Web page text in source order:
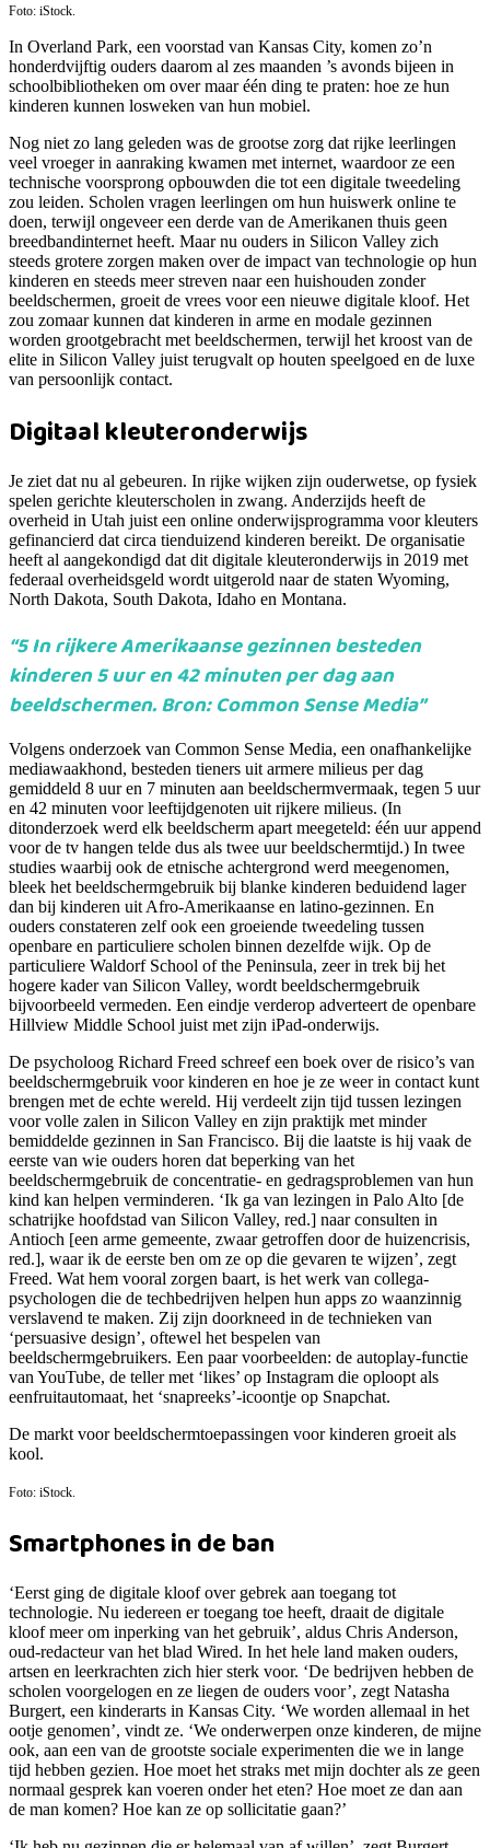
Foto: iStock.
In Overland Park, een voorstad van Kansas City, komen zo’n
honderdvijftig ouders daarom al zes maanden ’s avonds bijeen in
schoolbibliotheken om over maar één ding te praten: hoe ze hun
kinderen kunnen losweken van hun mobiel.
Nog niet zo lang geleden was de grootse zorg dat rijke leerlingen
veel vroeger in aanraking kwamen met internet, waardoor ze een
technische voorsprong opbouwden die tot een digitale tweedeling
zou leiden. Scholen vragen leerlingen om hun huiswerk online te
doen, terwijl ongeveer een derde van de Amerikanen thuis geen
breedbandinternet heeft. Maar nu ouders in Silicon Valley zich
steeds grotere zorgen maken over de impact van technologie op hun
kinderen en steeds meer streven naar een huishouden zonder
beeldschermen, groeit de vrees voor een nieuwe digitale kloof. Het
zou zomaar kunnen dat kinderen in arme en modale gezinnen
worden grootgebracht met beeldschermen, terwijl het kroost van de
elite in Silicon Valley juist terugvalt op houten speelgoed en de luxe
van persoonlijk contact.
Digitaal kleuteronderwijs
Je ziet dat nu al gebeuren. In rijke wijken zijn ouderwetse, op fysiek
spelen gerichte kleuterscholen in zwang. Anderzijds heeft de
overheid in Utah juist een online onderwijsprogramma voor kleuters
gefinancierd dat circa tienduizend kinderen bereikt. De organisatie
heeft al aangekondigd dat dit digitale kleuteronderwijs in 2019 met
federaal overheidsgeld wordt uitgerold naar de staten Wyoming,
North Dakota, South Dakota, Idaho en Montana.
“5In rijkere Amerikaanse gezinnen besteden
kinderen 5 uur en 42 minuten per dag aan
beeldschermen. Bron: Common Sense Media”
Volgens onderzoek van Common Sense Media, een onafhankelijke
mediawaakhond, besteden tieners uit armere milieus per dag
gemiddeld 8 uur en 7 minuten aan beeldschermvermaak, tegen 5 uur
en 42 minuten voor leeftijdgenoten uit rijkere milieus. (In
ditonderzoek werd elk beeldscherm apart meegeteld: één uur append
voor de tv hangen telde dus als twee uur beeldschermtijd.) In twee
studies waarbij ook de etnische achtergrond werd meegenomen,
bleek het beeldschermgebruik bij blanke kinderen beduidend lager
dan bij kinderen uit Afro-Amerikaanse en latino-gezinnen. En
ouders constateren zelf ook een groeiende tweedeling tussen
openbare en particuliere scholen binnen dezelfde wijk. Op de
particuliere Waldorf School of the Peninsula, zeer in trek bij het
hogere kader van Silicon Valley, wordt beeldschermgebruik
bijvoorbeeld vermeden. Een eindje verderop adverteert de openbare
Hillview Middle School juist met zijn iPad-onderwijs.
De psycholoog Richard Freed schreef een boek over de risico’s van
beeldschermgebruik voor kinderen en hoe je ze weer in contact kunt
brengen met de echte wereld. Hij verdeelt zijn tijd tussen lezingen
voor volle zalen in Silicon Valley en zijn praktijk met minder
bemiddelde gezinnen in San Francisco. Bij die laatste is hij vaak de
eerste van wie ouders horen dat beperking van het
beeldschermgebruik de concentratie- en gedragsproblemen van hun
kind kan helpen verminderen. ‘Ik ga van lezingen in Palo Alto [de
schatrijke hoofdstad van Silicon Valley, red.] naar consulten in
Antioch [een arme gemeente, zwaar getroffen door de huizencrisis,
red.], waar ik de eerste ben om ze op die gevaren te wijzen’, zegt
Freed. Wat hem vooral zorgen baart, is het werk van collega-
psychologen die de techbedrijven helpen hun apps zo waanzinnig
verslavend te maken. Zij zijn doorkneed in de technieken van
‘persuasive design’, oftewel het bespelen van
beeldschermgebruikers. Een paar voorbeelden: de autoplay-functie
van YouTube, de teller met ‘likes’ op Instagram die oploopt als
eenfruitautomaat, het ‘snapreeks’-icoontje op Snapchat.
De markt voor beeldschermtoepassingen voor kinderen groeit als
kool.
Foto: iStock.
Smartphones in de ban
‘Eerst ging de digitale kloof over gebrek aan toegang tot
technologie. Nu iedereen er toegang toe heeft, draait de digitale
kloof meer om inperking van het gebruik’, aldus Chris Anderson,
oud-redacteur van het blad Wired. In het hele land maken ouders,
artsen en leerkrachten zich hier sterk voor. ‘De bedrijven hebben de
scholen voorgelogen en ze liegen de ouders voor’, zegt Natasha
Burgert, een kinderarts in Kansas City. ‘We worden allemaal in het
ootje genomen’, vindt ze. ‘We onderwerpen onze kinderen, de mijne
ook, aan een van de grootste sociale experimenten die we in lange
tijd hebben gezien. Hoe moet het straks met mijn dochter als ze geen
normaal gesprek kan voeren onder het eten? Hoe moet ze dan aan
de man komen? Hoe kan ze op sollicitatie gaan?’